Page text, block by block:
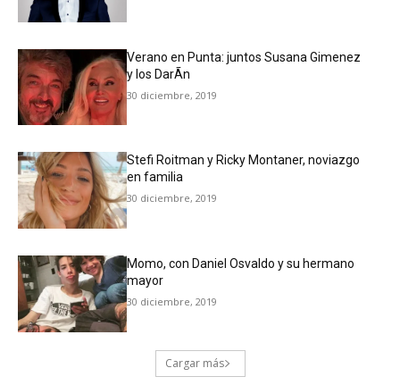
Verano en Punta: juntos Susana Gimenez
y los DarÃ­n
30 diciembre, 2019
Stefi Roitman y Ricky Montaner, noviazgo
en familia
30 diciembre, 2019
Momo, con Daniel Osvaldo y su hermano
mayor
30 diciembre, 2019
Cargar más